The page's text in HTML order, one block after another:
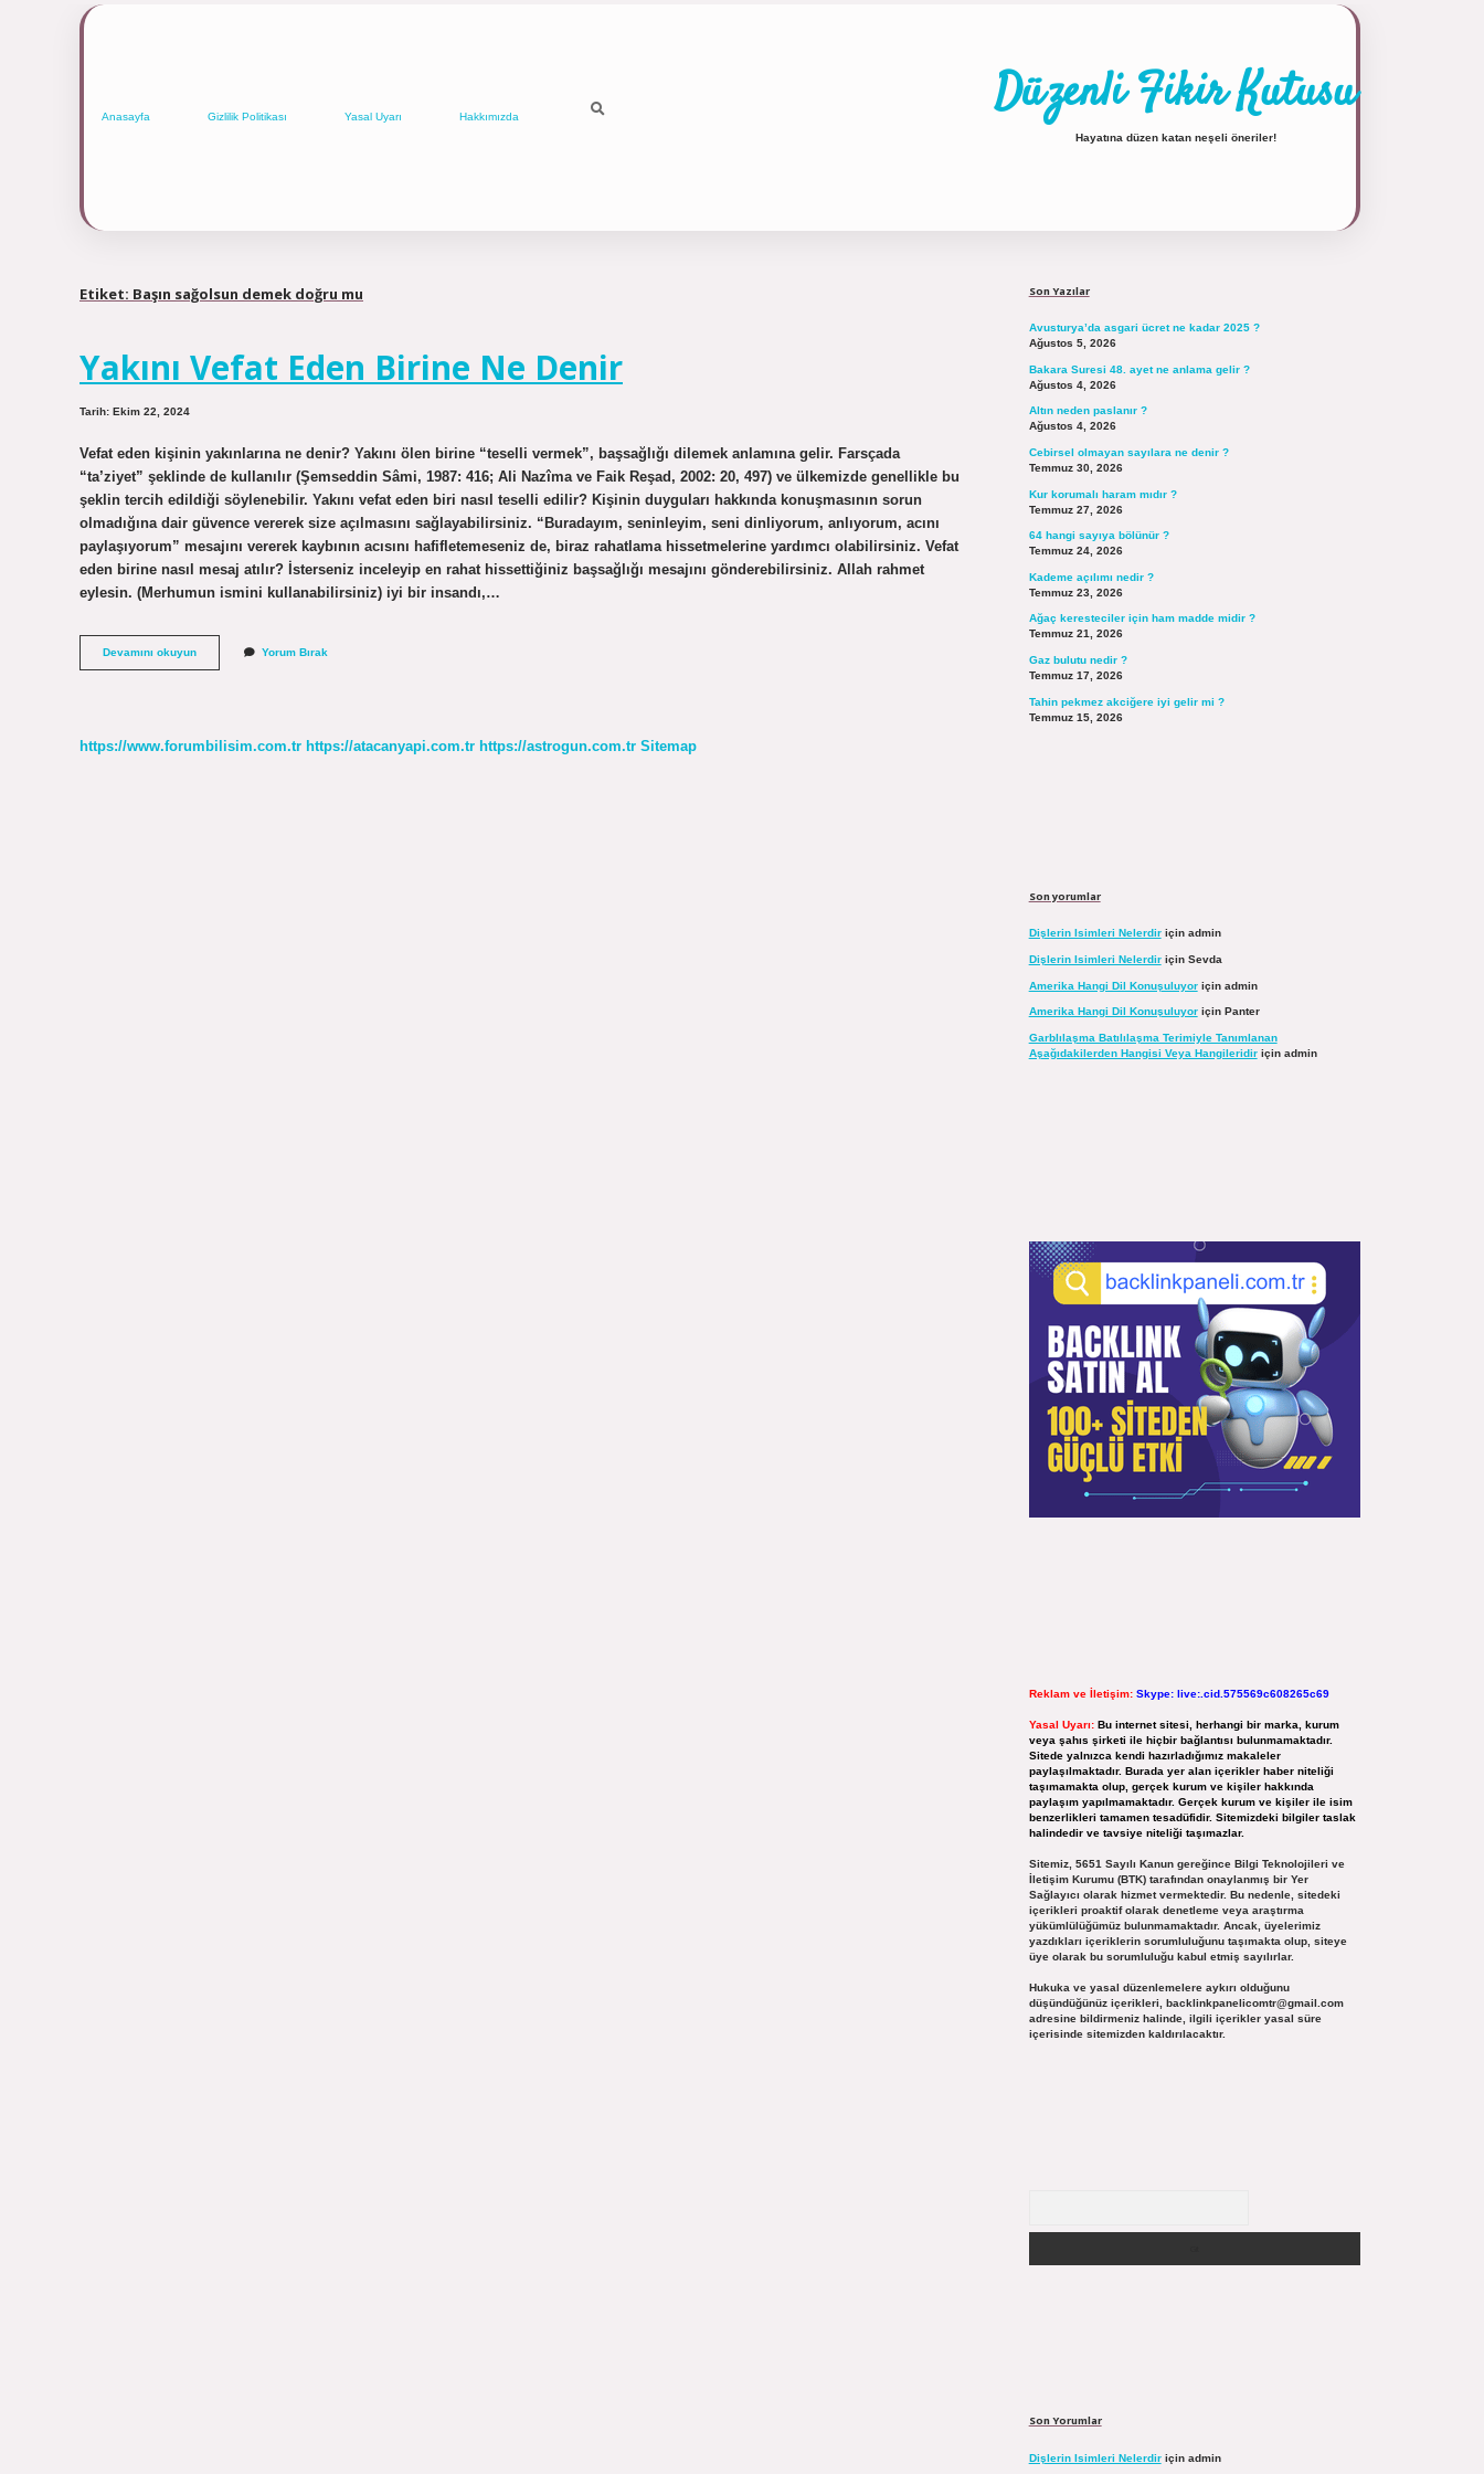
Anasayfa Gizlilik Politikası Yasal Uyarı Hakkımızda Düzenli Fikir Kutusu
Hayatına düzen katan neşeli öneriler!
Etiket: Başın sağolsun demek doğru mu
Yakını Vefat Eden Birine Ne Denir
Tarih: Ekim 22, 2024
Vefat eden kişinin yakınlarına ne denir? Yakını ölen birine “teselli vermek”, başsağlığı dilemek anlamına gelir. Farsçada
“ta’ziyet” şeklinde de kullanılır (Şemseddin Sâmi, 1987: 416; Ali Nazîma ve Faik Reşad, 2002: 20, 497) ve ülkemizde genellikle bu
şeklin tercih edildiği söylenebilir. Yakını vefat eden biri nasıl teselli edilir? Kişinin duyguları hakkında konuşmasının sorun
olmadığına dair güvence vererek size açılmasını sağlayabilirsiniz. “Buradayım, seninleyim, seni dinliyorum, anlıyorum, acını
paylaşıyorum” mesajını vererek kaybının acısını hafifletemeseniz de, biraz rahatlama hissetmelerine yardımcı olabilirsiniz. Vefat
eden birine nasıl mesaj atılır? İsterseniz inceleyip en rahat hissettiğiniz başsağlığı mesajını gönderebilirsiniz. Allah rahmet
eylesin. (Merhumun ismini kullanabilirsiniz) iyi bir insandı,…
Devamını okuyunYakını
Vefat
Yorum Bırak
https://www.forumbilisim.com.tr https://atacanyapi.com.tr https://astrogun.com.tr Sitemap
Son Yazılar
Avusturya’da asgari ücret ne kadar 2025 ?
Ağustos 5, 2026
Bakara Suresi 48. ayet ne anlama gelir ?
Ağustos 4, 2026
Altın neden paslanır ?
Ağustos 4, 2026
Cebirsel olmayan sayılara ne denir ?
Temmuz 30, 2026
Kur korumalı haram mıdır ?
Temmuz 27, 2026
64 hangi sayıya bölünür ?
Temmuz 24, 2026
Kademe açılımı nedir ?
Temmuz 23, 2026
Ağaç keresteciler için ham madde midir ?
Temmuz 21, 2026
Gaz bulutu nedir ?
Temmuz 17, 2026
Tahin pekmez akciğere iyi gelir mi ?
Temmuz 15, 2026
Son yorumlar
Dişlerin Isimleri Nelerdiriçin admin
Dişlerin Isimleri Nelerdiriçin Sevda
Amerika Hangi Dil Konuşuluyoriçin admin
Amerika Hangi Dil Konuşuluyoriçin Panter
Garblılaşma Batılılaşma Terimiyle Tanımlanan
Aşağıdakilerden Hangisi Veya Hangileridiriçin admin
Reklam ve İletişim: Skype: live:.cid.575569c608265c69
Yasal Uyarı: Bu internet sitesi, herhangi bir marka, kurum
veya şahıs şirketi ile hiçbir bağlantısı bulunmamaktadır.
Sitede yalnızca kendi hazırladığımız makaleler
paylaşılmaktadır. Burada yer alan içerikler haber niteliği
taşımamakta olup, gerçek kurum ve kişiler hakkında
paylaşım yapılmamaktadır. Gerçek kurum ve kişiler ile isim
benzerlikleri tamamen tesadüfidir. Sitemizdeki bilgiler taslak
halindedir ve tavsiye niteliği taşımazlar.
Sitemiz, 5651 Sayılı Kanun gereğince Bilgi Teknolojileri ve
İletişim Kurumu (BTK) tarafından onaylanmış bir Yer
Sağlayıcı olarak hizmet vermektedir. Bu nedenle, sitedeki
içerikleri proaktif olarak denetleme veya araştırma
yükümlülüğümüz bulunmamaktadır. Ancak, üyelerimiz
yazdıkları içeriklerin sorumluluğunu taşımakta olup, siteye
üye olarak bu sorumluluğu kabul etmiş sayılırlar.
Hukuka ve yasal düzenlemelere aykırı olduğunu
düşündüğünüz içerikleri, backlinkpanelicomtr@gmail.com
adresine bildirmeniz halinde, ilgili içerikler yasal süre
içerisinde sitemizden kaldırılacaktır.
Son Yorumlar
Dişlerin Isimleri Nelerdiriçin admin